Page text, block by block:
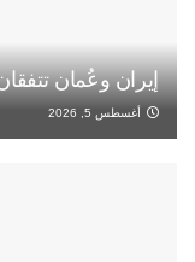
إيران وعُمان
أغسطس 5, 2026